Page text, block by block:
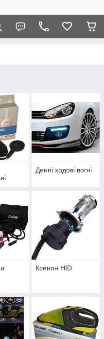
Денні ходові вогні
Ксенон HID